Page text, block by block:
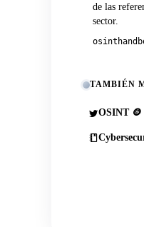
de las
sector.
TAMBIÉN
OSINT